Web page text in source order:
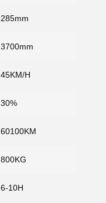
285mm
3700mm
45KM/H
30%
60100KM
800KG
6-10H